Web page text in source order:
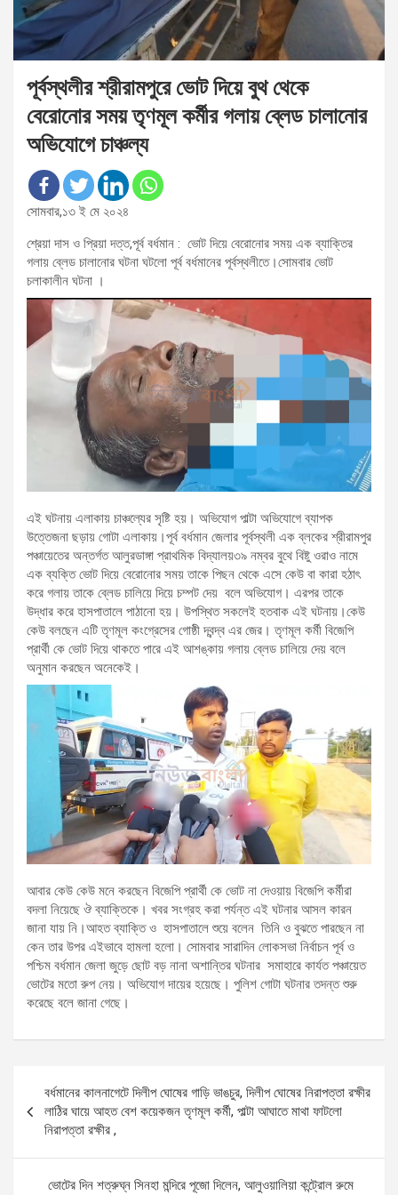
পূর্বস্থলীর শ্রীরামপুরে ভোট দিয়ে বুথ থেকে
বেরোনোর সময় তৃণমূল কর্মীর গলায় ব্লেড চালানোর
অভিযোগে চাঞ্চল্য
সোমবার,১৩ ই মে ২০২৪
শ্রেয়া দাস ও প্রিয়া দত্ত,পূর্ব বর্ধমান : ভোট দিয়ে বেরোনোর সময় এক ব্যাক্তির
গলায় ব্লেড চালানোর ঘটনা ঘটলো পূর্ব বর্ধমানের পূর্বস্থলীতে।সোমবার ভোট
চলাকালীন ঘটনা ।
এই ঘটনায় এলাকায় চাঞ্চল্যের সৃষ্টি হয়। অভিযোগ পাল্টা অভিযোগে ব্যাপক
উত্তেজনা ছড়ায় গোটা এলাকায়।পূর্ব বর্ধমান জেলার পূর্বস্থলী এক ব্লকের শ্রীরামপুর
পঞ্চায়েতের অন্তর্গত আলুরডাঙ্গা প্রাথমিক বিদ্যালয়৩৯ নম্বর বুথে বিষ্টু ওরাও নামে
এক ব্যক্তি ভোট দিয়ে বেরোনোর সময় তাকে পিছন থেকে এসে কেউ বা কারা হঠাৎ
করে গলায় তাকে ব্লেড চালিয়ে দিয়ে চম্পট দেয় বলে অভিযোগ। এরপর তাকে
উদ্ধার করে হাসপাতালে পাঠানো হয়। উপস্থিত সকলেই হতবাক এই ঘটনায়।কেউ
কেউ বলছেন এটি তৃণমূল কংগ্রেসের গোষ্ঠী দ্বন্দ্ব এর জের। তৃণমূল কর্মী বিজেপি
প্রার্থী কে ভোট দিয়ে থাকতে পারে এই আশঙ্কায় গলায় ব্লেড চালিয়ে দেয় বলে
অনুমান করছেন অনেকেই।
আবার কেউ কেউ মনে করছেন বিজেপি প্রার্থী কে ভোট না দেওয়ায় বিজেপি কর্মীরা
বদলা নিয়েছে ঔ ব্যাক্তিকে। খবর সংগ্রহ করা পর্যন্ত এই ঘটনার আসল কারন
জানা যায় নি।আহত ব্যাক্তি ও হাসপাতালে শুয়ে বলেন তিনি ও বুঝতে পারছেন না
কেন তার উপর এইভাবে হামলা হলো। সোমবার সারাদিন লোকসভা নির্বাচন পূর্ব ও
পশ্চিম বর্ধমান জেলা জুড়ে ছোট বড় নানা অশান্তির ঘটনার সমাহারে কার্যত পঞ্চায়েত
ভোটের মতো রুপ নেয়। অভিযোগ দায়ের হয়েছে। পুলিশ গোটা ঘটনার তদন্ত শুরু
করেছে বলে জানা গেছে।
Post
navigation
বর্ধমানের কালনাগেটে দিলীপ ঘোষের গাড়ি ভাঙচুর, দিলীপ ঘোষের নিরাপত্তা রক্ষীর
লাঠির ঘায়ে আহত বেশ কয়েকজন তৃণমূল কর্মী, পাল্টা আঘাতে মাথা ফাটলো
নিরাপত্তা রক্ষীর ,
ভোটের দিন শত্রুঘ্ন সিনহা মন্দিরে পূজো দিলেন, আলুওয়ালিয়া কন্ট্রোল রুমে